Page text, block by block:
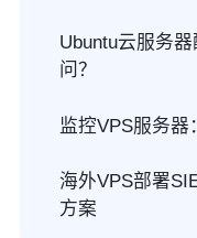
Ubuntu云服务
问？
监控VPS服务
海外VPS部署
方案